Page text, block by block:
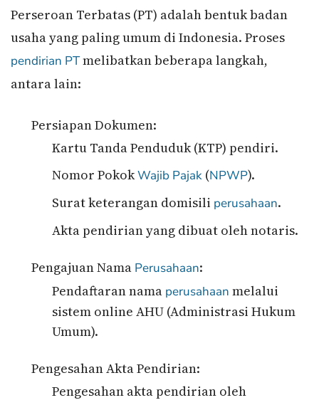
Perseroan Terbatas (PT) adalah bentuk badan
usaha yang paling umum di Indonesia. Proses
pendirian PTmelibatkan beberapa langkah,
antara lain:
Persiapan Dokumen:
Kartu Tanda Penduduk (KTP) pendiri.
Nomor PokokWajib Pajak (NPWP).
Surat keterangan domisili perusahaan.
Akta pendirian yang dibuat oleh notaris.
Pengajuan Nama Perusahaan:
Pendaftaran nama perusahaan melalui
sistem online AHU (Administrasi Hukum
Umum).
Pengesahan Akta Pendirian:
Pengesahan akta pendirian oleh